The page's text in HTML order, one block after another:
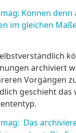
Können
im gleichen
archiviert
Vorgängen
geschieht das
Das